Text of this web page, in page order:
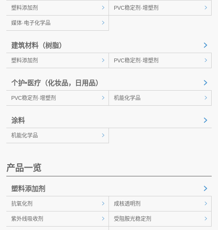
塑料添加剂 PVC稳定剂·增塑剂
媒体·电子化学品
建筑材料 （树脂）
塑料添加剂 PVC稳定剂·增塑剂
个护•医疗 （化妆品，日用品）
PVC稳定剂·增塑剂 机能化学品
涂料
机能化学品
产品一览
塑料添加剂
抗氧化剂 成核透明剂
紫外线吸收剂 受阻胺光稳定剂